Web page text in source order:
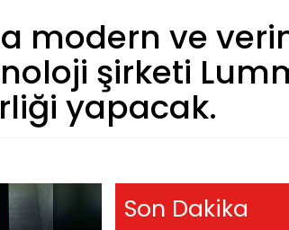
modern ve
şirketi
yapacak.
Son Dakika